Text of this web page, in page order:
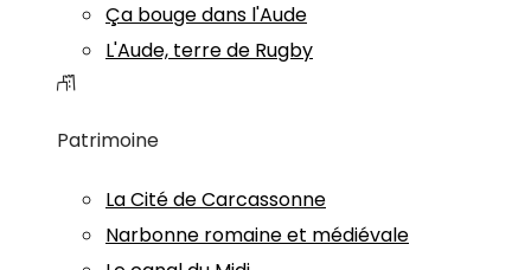
Ça bouge dans l'Aude
L'Aude, terre de Rugby
Patrimoine
La Cité de Carcassonne
Narbonne romaine et médiévale